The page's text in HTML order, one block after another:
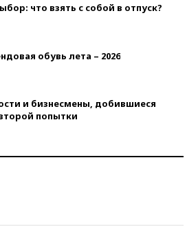
что взять с собой в отпуск?
обувь лета – 2026
и бизнесмены, добившиеся
попытки